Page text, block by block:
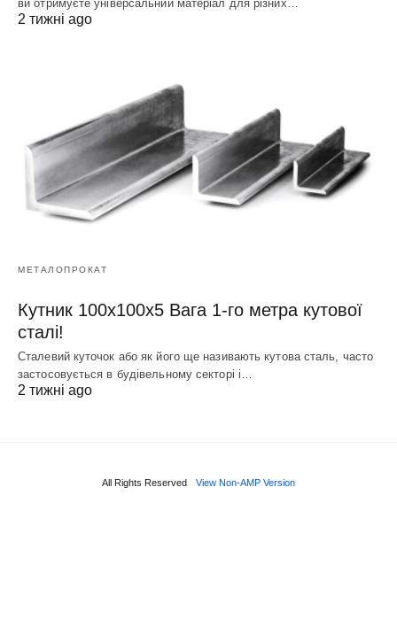
ви отримуєте універсальний матеріал для різних…
2 тижні ago
МЕТАЛОПРОКАТ
Кутник 100х100х5 Вага 1-го метра кутової
сталі!
Сталевий куточок або як його ще називають кутова сталь, часто
застосовується в будівельному секторі і…
2 тижні ago
All Rights Reserved View Non-AMP Version